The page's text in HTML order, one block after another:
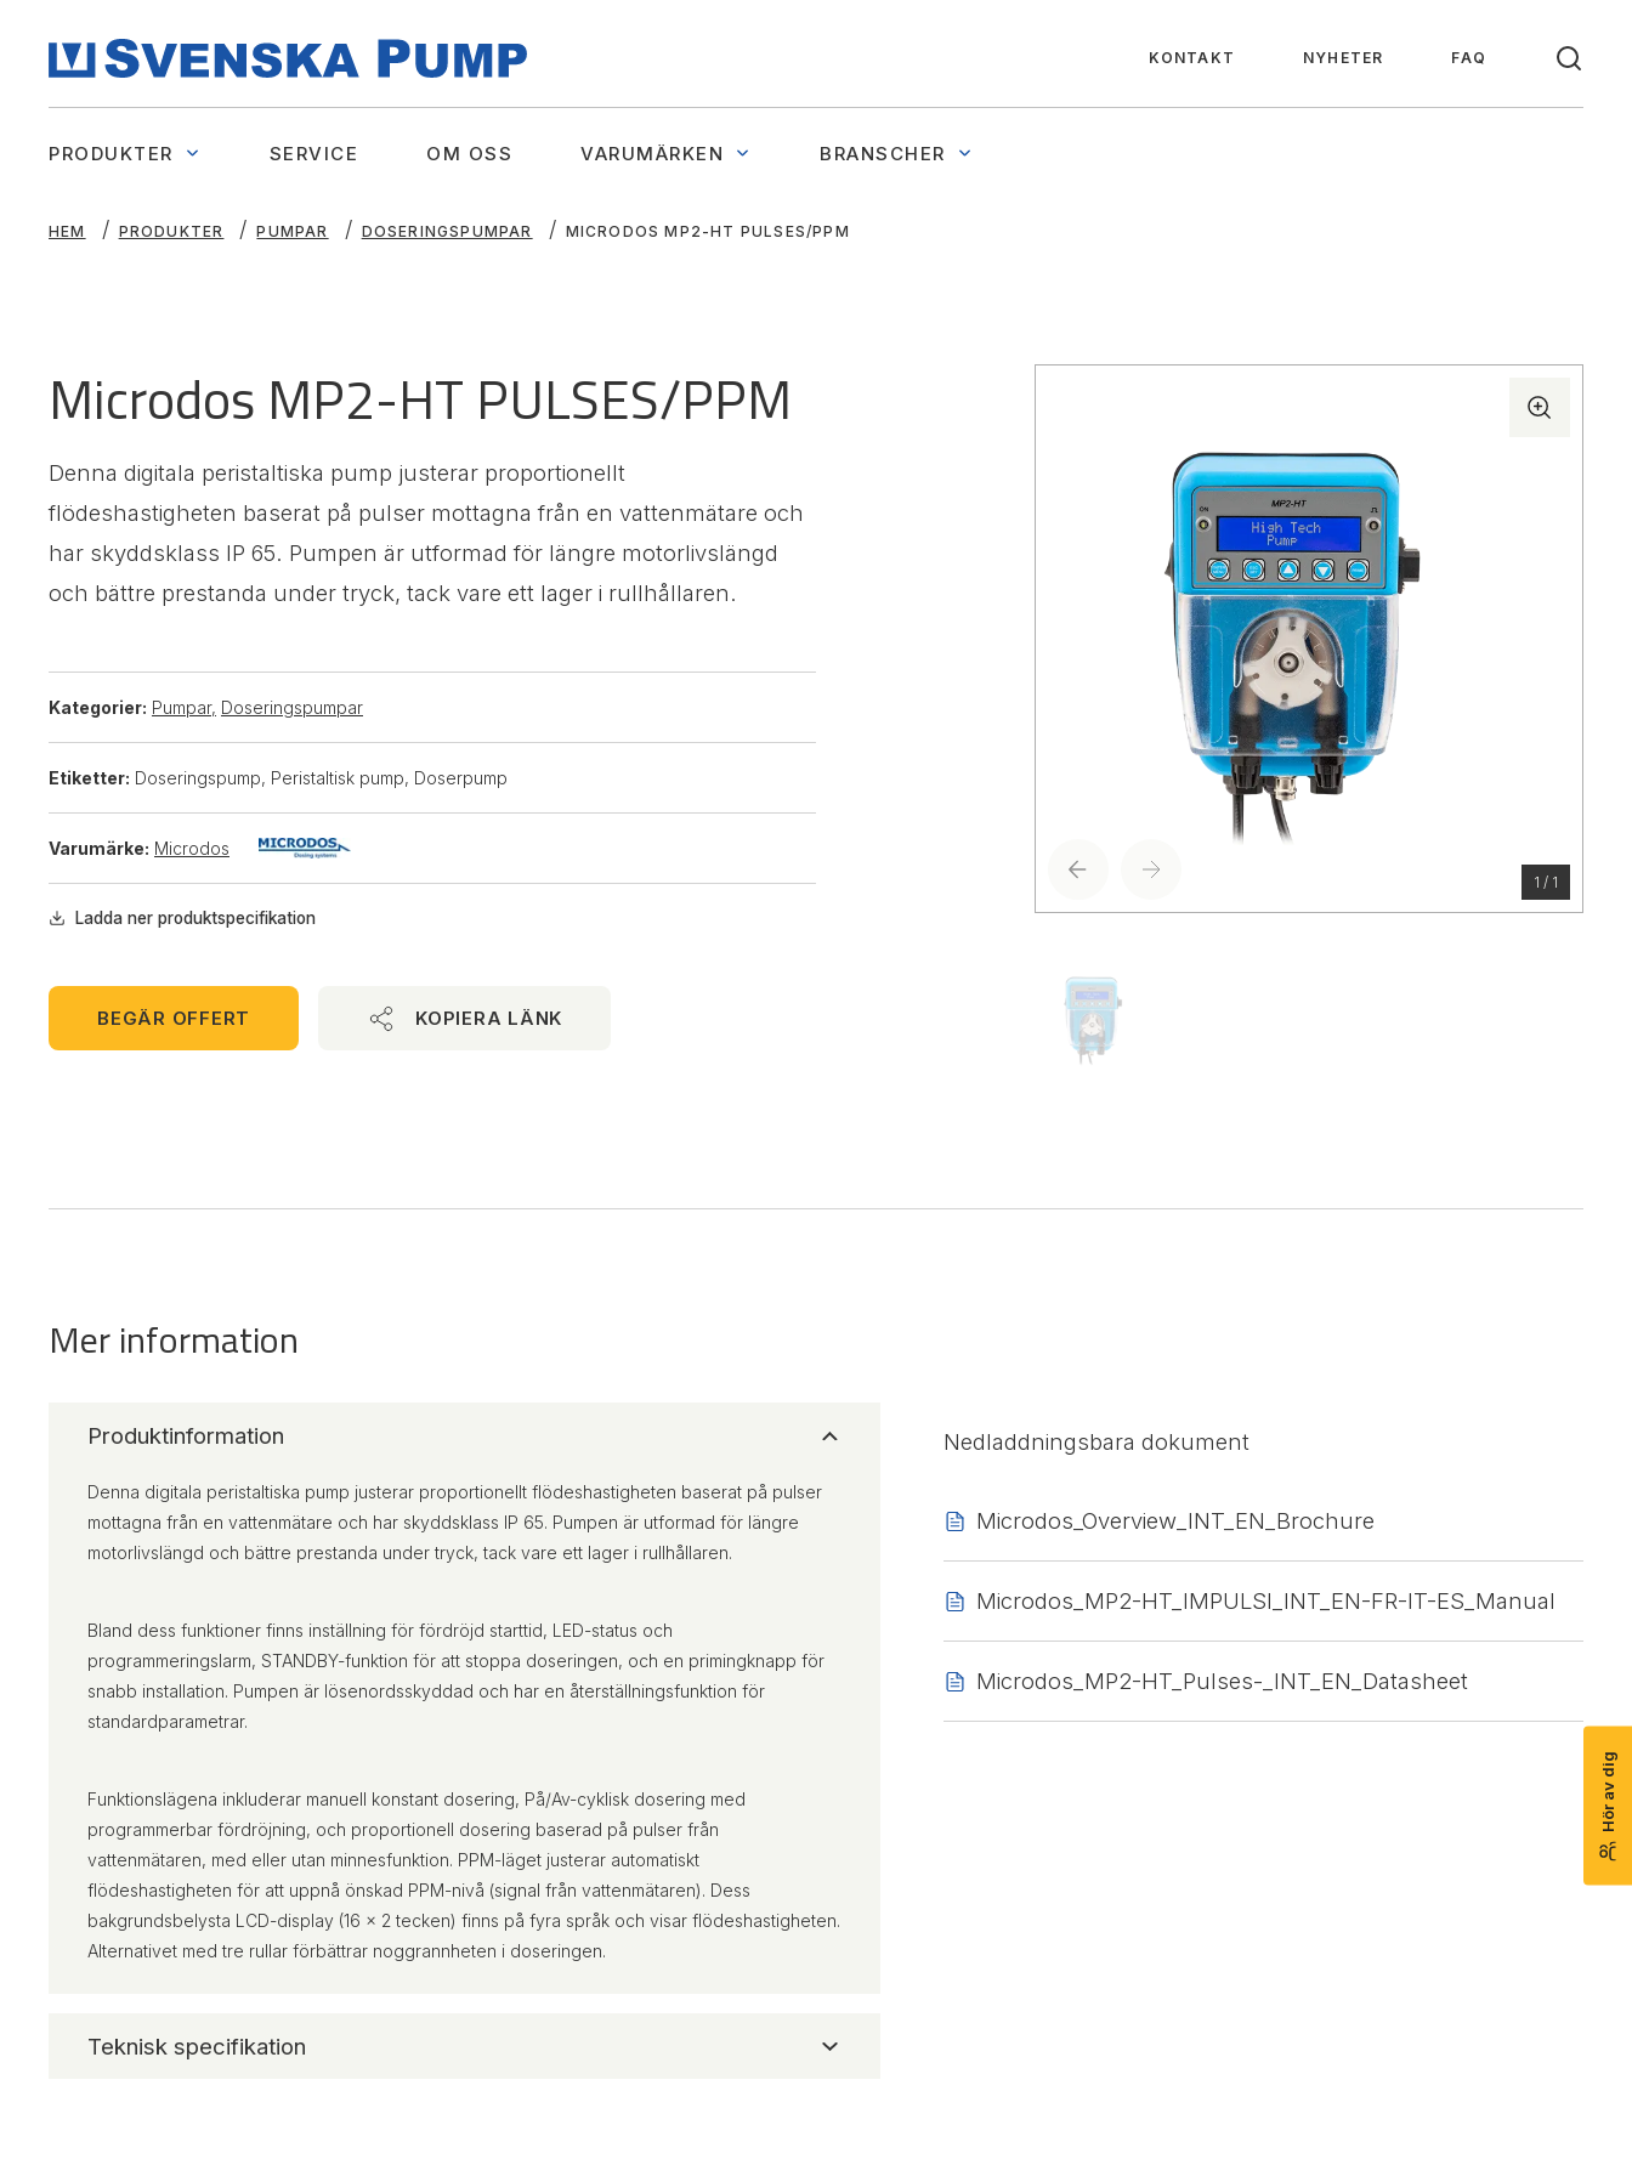
Hör av dig
KONTAKT NYHETER FAQ
PRODUKTER SERVICE OM OSS VARUMÄRKEN BRANSCHER
HEM PRODUKTER PUMPAR DOSERINGSPUMPAR MICRODOS MP2-HT PULSES/PPM
Microdos MP2-HT PULSES/PPM
Denna digitala peristaltiska pump justerar proportionellt
flödeshastigheten baserat på pulser mottagna från en vattenmätare och
har skyddsklass IP 65. Pumpen är utformad för längre motorlivslängd
och bättre prestanda under tryck, tack vare ett lager i rullhållaren.
Kategorier: Pumpar, Doseringspumpar
Etiketter: Doseringspump, Peristaltisk pump, Doserpump
Varumärke: Microdos
Ladda ner produktspecifikation
1 / 1
BEGÄR OFFERT KOPIERA LÄNK
Mer information
Produktinformation
Denna digitala peristaltiska pump justerar proportionellt flödeshastigheten baserat på pulser
mottagna från en vattenmätare och har skyddsklass IP 65. Pumpen är utformad för längre
motorlivslängd och bättre prestanda under tryck, tack vare ett lager i rullhållaren.
Bland dess funktioner finns inställning för fördröjd starttid, LED-status och
programmeringslarm, STANDBY-funktion för att stoppa doseringen, och en primingknapp för
snabb installation. Pumpen är lösenordsskyddad och har en återställningsfunktion för
standardparametrar.
Funktionslägena inkluderar manuell konstant dosering, På/Av-cyklisk dosering med
programmerbar fördröjning, och proportionell dosering baserad på pulser från
vattenmätaren, med eller utan minnesfunktion. PPM-läget justerar automatiskt
flödeshastigheten för att uppnå önskad PPM-nivå (signal från vattenmätaren). Dess
bakgrundsbelysta LCD-display (16 x 2 tecken) finns på fyra språk och visar flödeshastigheten.
Alternativet med tre rullar förbättrar noggrannheten i doseringen.
Teknisk specifikation
Nedladdningsbara dokument
Microdos_Overview_INT_EN_Brochure
Microdos_MP2-HT_IMPULSI_INT_EN-FR-IT-ES_Manual
Microdos_MP2-HT_Pulses-_INT_EN_Datasheet